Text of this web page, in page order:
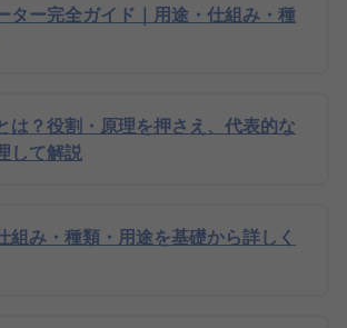
ター完全ガイド｜用途・仕組み・種
は？役割・原理を押さえ、代表的な
して解説
組み・種類・用途を基礎から詳しく